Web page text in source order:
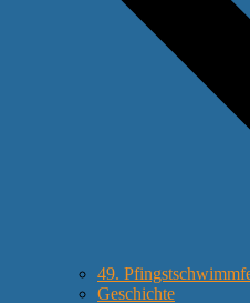
49.
Geschichte